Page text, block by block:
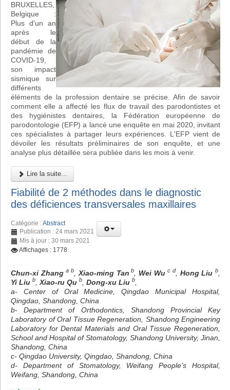
BRUXELLES,
Belgique :
Plus d'un an
après le
début de la
pandémie de
COVID-19,
son impact
sismique sur
différents
éléments de la profession dentaire se précise. Afin de savoir
comment elle a affecté les flux de travail des parodontistes et
des hygiénistes dentaires, la Fédération européenne de
parodontologie (EFP) a lancé une enquête en mai 2020, invitant
ces spécialistes à partager leurs expériences. L'EFP vient de
dévoiler les résultats préliminaires de son enquête, et une
analyse plus détaillée sera publiée dans les mois à venir.
Lire la suite...
Fiabilité de 2 méthodes dans le diagnostic
des déficiences transversales maxillaires
Catégorie :Abstract
Publication : 24 mars 2021
Mis à jour : 30 mars 2021
Affichages : 1778
Chun-xi Zhang a b Xiao-ming Tan b Wei Wu c d Hong Liu b
Yi Liu b Xiao-ru Qu b Dong-xu Liu b
a- Center of Oral Medicine, Qingdao Municipal Hospital,
Qingdao, Shandong, China
b- Department of Orthodontics, Shandong Provincial Key
Laboratory of Oral Tissue Regeneration, Shandong Engineering
Laboratory for Dental Materials and Oral Tissue Regeneration,
School and Hospital of Stomatology, Shandong University, Jinan,
Shandong, China
c- Qingdao University, Qingdao, Shandong, China
d- Department of Stomatology, Weifang People's Hospital,
Weifang, Shandong, China